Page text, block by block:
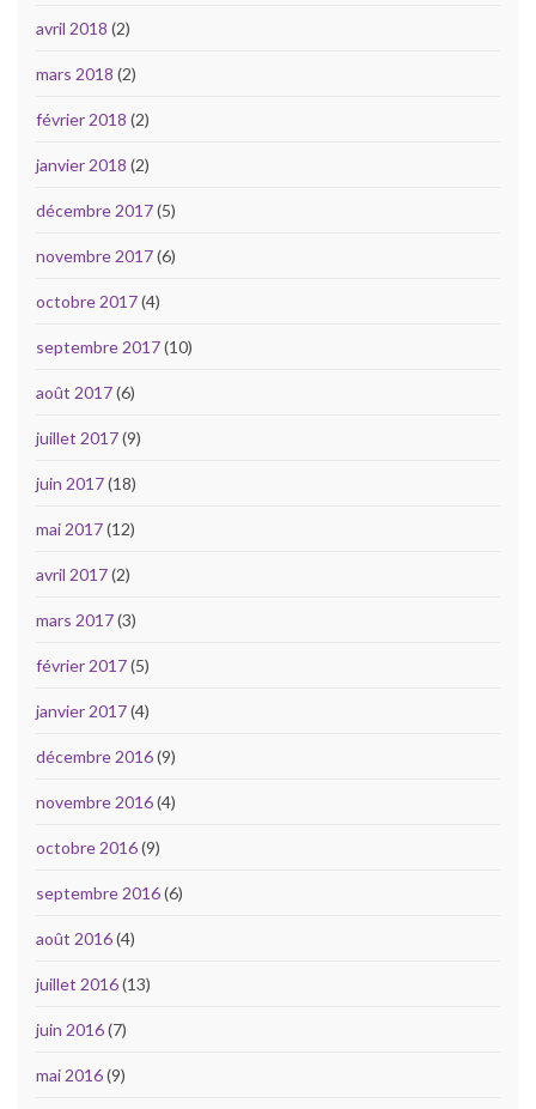
avril 2018 (2)
mars 2018 (2)
février 2018 (2)
janvier 2018 (2)
décembre 2017(5)
novembre 2017(6)
octobre 2017(4)
septembre 2017(10)
août 2017(6)
juillet 2017(9)
juin 2017(18)
mai 2017(12)
avril 2017(2)
mars 2017(3)
février 2017(5)
janvier 2017(4)
décembre 2016(9)
novembre 2016(4)
octobre 2016(9)
septembre 2016(6)
août 2016(4)
juillet 2016(13)
juin 2016(7)
mai 2016(9)